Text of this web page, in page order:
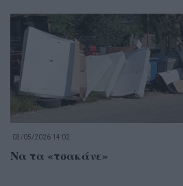
03/05/2026 14:02
Να τα «τσακάνε»